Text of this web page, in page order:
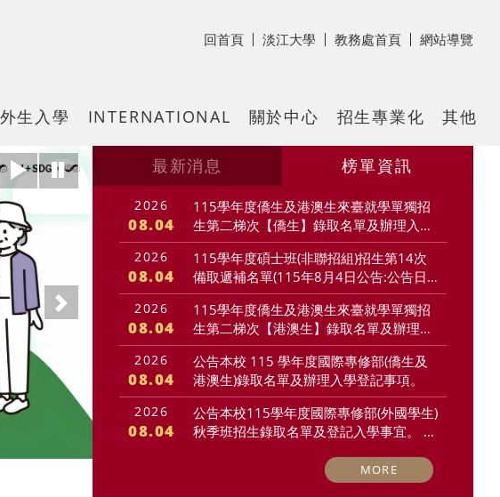
回首頁 淡江大學 教務處首頁 網站導覽
生入學 INTERNATIONAL 關於中心 招生專業化 其他
下一頁
最新消息 榜單資訊
2026
08.04
115學年度僑生及港澳生來臺就學單獨招
生第二梯次【僑生】錄取名單及辦理入學
登記事項
2026
08.04
115學年度碩士班(非聯招組)招生第14次
備取遞補名單(115年8月4日公告:公告日
起至115年8月11日上午10:00止線上報
到)
2026
08.04
115學年度僑生及港澳生來臺就學單獨招
生第二梯次【港澳生】錄取名單及辦理入
學登記事項
2026
08.04
公告本校 115 學年度國際專修部(僑生及
港澳生)錄取名單及辦理入學登記事項。
2026
08.04
公告本校115學年度國際專修部(外國學生)
秋季班招生錄取名單及登記入學事宜。 S
nformation for the Admissions of Intern
ational Foundation Program(Internation
MORE